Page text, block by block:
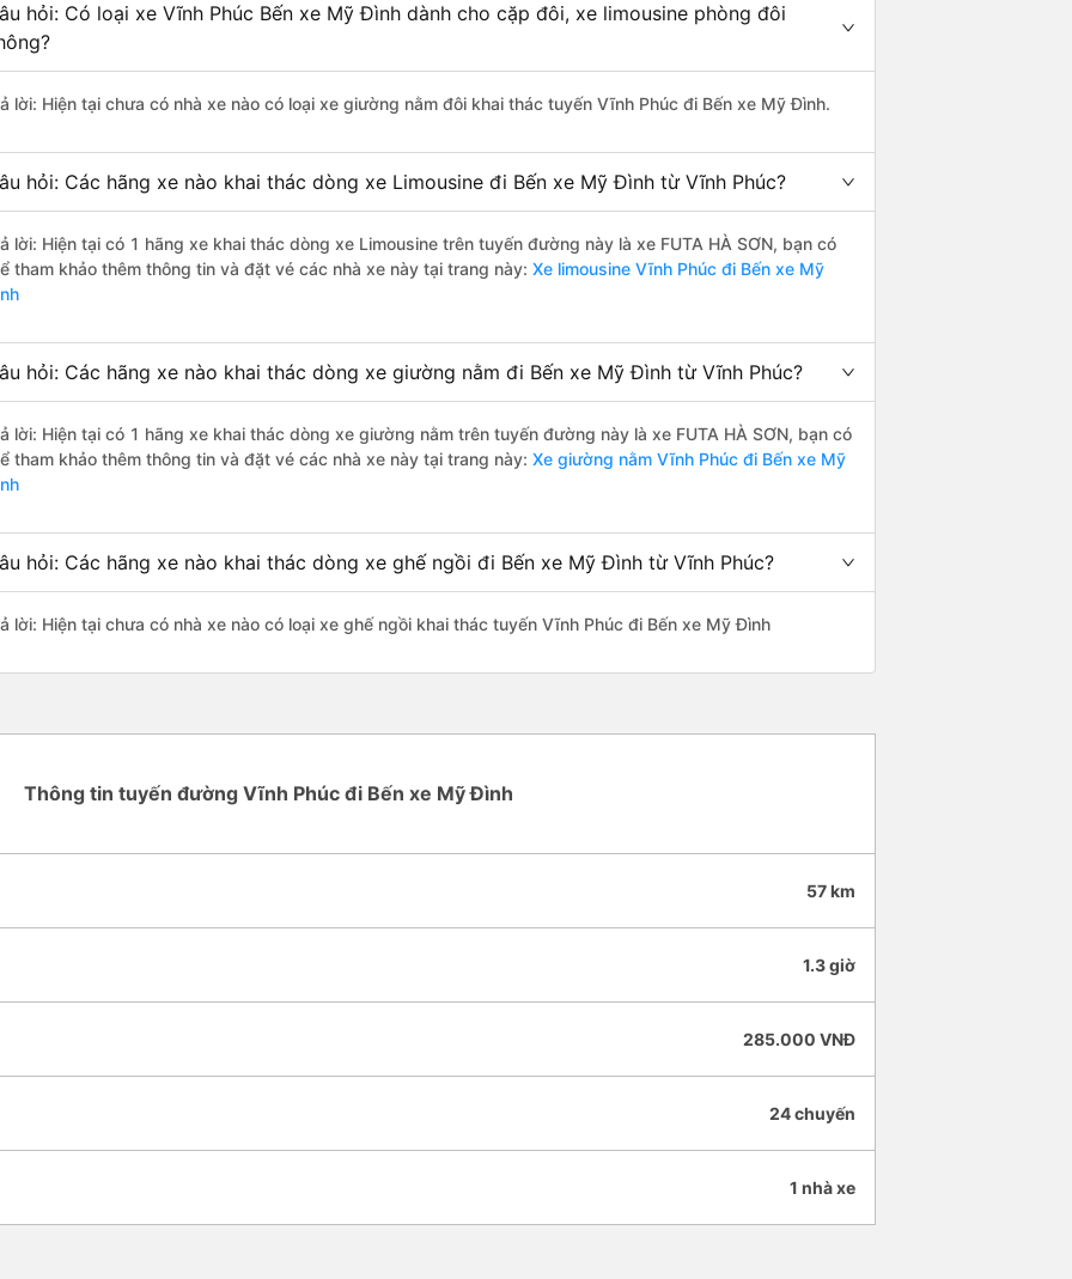
hỏi: Có loại xe Vĩnh Phúc Bến xe Mỹ Đình dành cho cặp đôi, xe limousine phòng đôi
lời: Hiện tại chưa có nhà xe nào có loại xe giường nằm đôi khai thác tuyến Vĩnh Phúc đi Bến xe Mỹ Đình.
hỏi: Các hãng xe nào khai thác dòng xe Limousine đi Bến xe Mỹ Đình từ Vĩnh Phúc?
lời: Hiện tại có 1 hãng xe khai thác dòng xe Limousine trên tuyến đường này là xe FUTA HÀ SƠN, bạn có
tham khảo thêm thông tin và đặt vé các nhà xe này tại trang này: Xe limousine Vĩnh Phúc đi Bến xe Mỹ
hỏi: Các hãng xe nào khai thác dòng xe giường nằm đi Bến xe Mỹ Đình từ Vĩnh Phúc?
lời: Hiện tại có 1 hãng xe khai thác dòng xe giường nằm trên tuyến đường này là xe FUTA HÀ SƠN, bạn có
tham khảo thêm thông tin và đặt vé các nhà xe này tại trang này: Xe giường nằm Vĩnh Phúc đi Bến xe Mỹ
hỏi: Các hãng xe nào khai thác dòng xe ghế ngồi đi Bến xe Mỹ Đình từ Vĩnh Phúc?
lời: Hiện tại chưa có nhà xe nào có loại xe ghế ngồi khai thác tuyến Vĩnh Phúc đi Bến xe Mỹ Đình
Thông tin tuyến đường Vĩnh Phúc đi Bến xe Mỹ Đình
57 km
1.3 giờ
285.000 VNĐ
24 chuyến
1 nhà xe